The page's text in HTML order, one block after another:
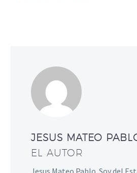
JESUS MATEO
EL AUTOR